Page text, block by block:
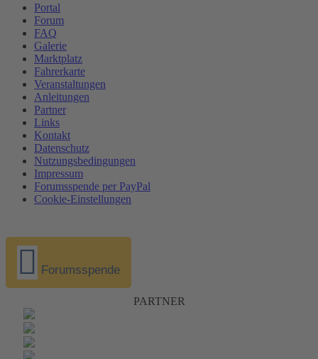
Portal
Forum
FAQ
Galerie
Marktplatz
Fahrerkarte
Veranstaltungen
Anleitungen
Partner
Links
Kontakt
Datenschutz
Nutzungsbedingungen
Impressum
Forumsspende per PayPal
Cookie-Einstellungen
Forumsspende
PARTNER